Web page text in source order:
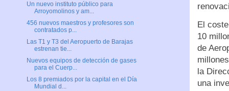
El
10
de
la
una
Un nuevo instituto público para
Arroyomolinos y am...
456 nuevos maestros y profesores son
contratados p...
Las T1 y T3 del Aeropuerto de Barajas
estrenan tie...
Nuevos equipos de detección de gases
para el Cuerp...
Los 8 premiados por la capital en el Día
Mundial d...